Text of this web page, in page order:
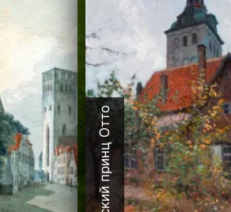
Датский принц Отто